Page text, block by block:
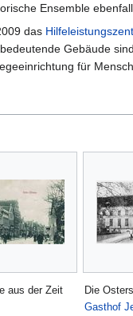
Ensemble
das
Gebäude
für
aus der Zeit
Die
Gasthof